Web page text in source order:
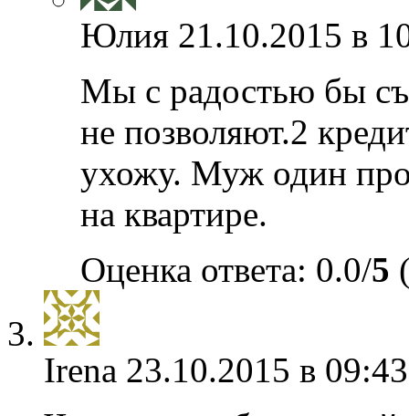
Юлия 21.10.2015 в
Мы с радостью бы
не позволяют.2
ухожу. Муж один
на квартире.
Оценка ответа: 0.0/5
Irena 23.10.2015 в